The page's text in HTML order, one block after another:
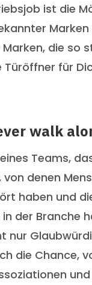
ist die
Marken
die so
Türöffner für
walk
Teams,
denen
haben und
der Branche
nur
die Chance,